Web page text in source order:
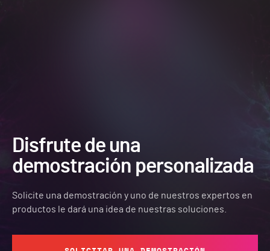
Disfrute de una
demostración personalizada
Solicite una demostración y uno de nuestros expertos en
productos le dará una idea de nuestras soluciones.